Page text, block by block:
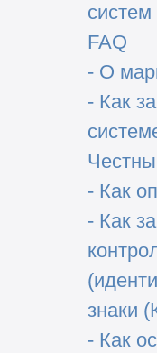
систем
FAQ
- О
- Как
- Как
- Как
знаки
- Как